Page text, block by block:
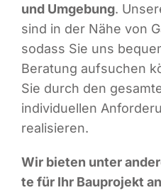
und Umge­bung.
sind in der Nähe von
sodass Sie uns
Bera­tung auf­su­chen
Sie durch den
indi­vi­du­el­len
realisieren.
Wir bie­ten unter
te für Ihr Bau­pro­jekt